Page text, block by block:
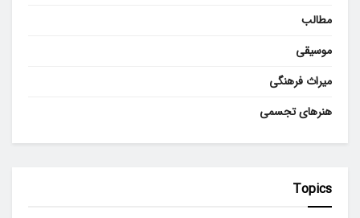
مطالب
موسیقی
میراث فرهنگی
هنرهای تجسمی
Topics